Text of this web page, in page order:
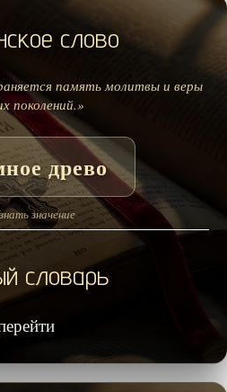
слово
память молитвы и веры
поколений.»
древо
значение
словарь